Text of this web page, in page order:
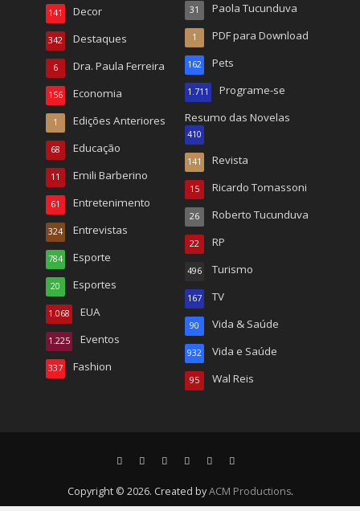
Decor
141
Destaques
342
Dra. Paula Ferreira
6
Economia
156
Edições Anteriores
1
Educação
68
Emili Barberino
11
Entretenimento
61
Entrevistas
324
Esporte
784
Esportes
20
EUA
1.068
Eventos
1.225
Fashion
337
Paola Tucunduva
31
PDF para Download
1
Pets
162
Programe-se
1.711
Resumo das Novelas
410
Revista
141
Ricardo Tomassoni
15
Roberto Tucunduva
26
RP
22
Turismo
496
TV
167
Vida & Saúde
90
Vida e Saúde
932
Wal Reis
95
Copyright © 2026. Created byACM Productions.